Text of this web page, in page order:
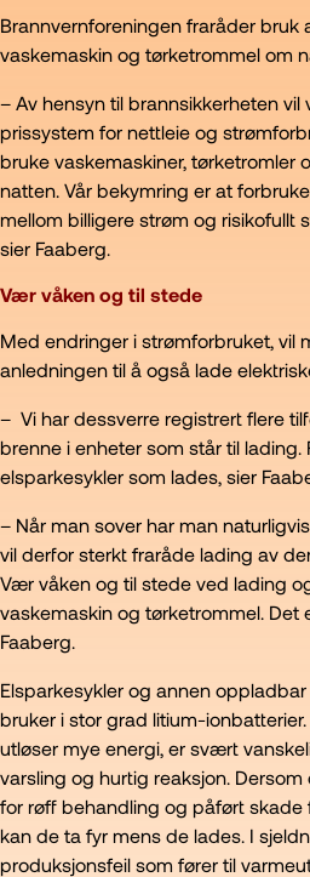
Brannvernforeningen fraråder bruk
vaskemaskin og tørketrommel om
– Av hensyn til brannsikkerheten vil
prissystem for nettleie og
bruke vaskemaskiner, tørketromler
natten. Vår bekymring er at
mellom billigere strøm og risikofullt
sier Faaberg.
Vær våken og til stede
Med endringer i strømforbruket, vil
anledningen til å også lade
– Vi har dessverre registrert flere
brenne i enheter som står til lading.
elsparkesykler som lades, sier
– Når man sover har man
vil derfor sterkt fraråde lading av
Vær våken og til stede ved lading
vaskemaskin og tørketrommel. Det
Faaberg.
Elsparkesykler og annen
bruker i stor grad litium-
utløser mye energi, er svært
varsling og hurtig reaksjon.
for røff behandling og påført skade
kan de ta fyr mens de lades. I
produksjonsfeil som fører til